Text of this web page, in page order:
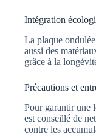
Intégration
La plaque
aussi des
grâce à la
Précautions et
Pour garantir une
est conseillé de
contre les